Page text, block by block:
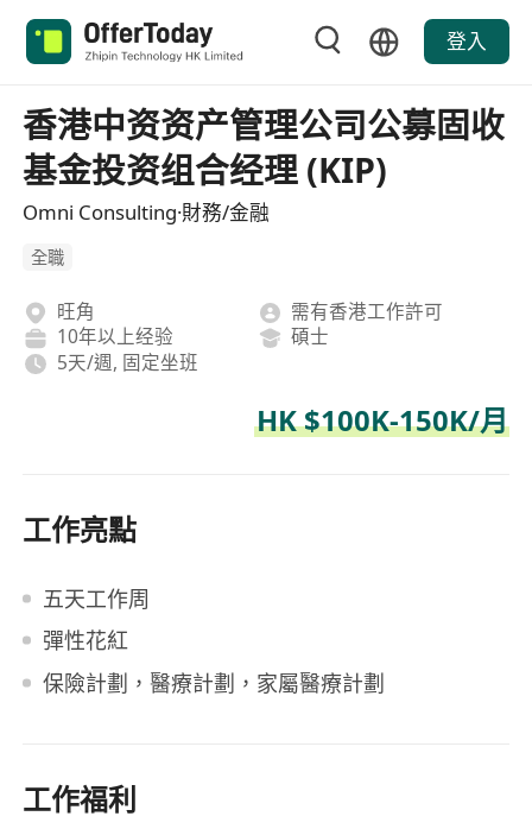
登入
香港中资资产管理公司公募固收
基金投资组合经理 (KIP)
Omni Consulting·財務/金融
全職
旺角
需有香港工作許可
10年以上经验
碩士
5天/週, 固定坐班
HK $100K-150K/月
工作亮點
五天工作周
彈性花紅
保險計劃，醫療計劃，家屬醫療計劃
工作福利